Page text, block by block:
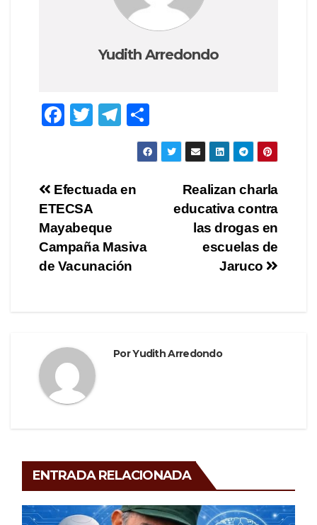
Yudith Arredondo
F
e
b
o
o
k
T
er
T
el
gr
o
m
Navegación
de
entradas
Realizan charla
educativa contra
las drogas en
escuelas de
Jaruco
Efectuada en
ETECSA
Mayabeque
Campaña Masiva
de Vacunación
PorYudith Arredondo
ENTRADA RELACIONADA